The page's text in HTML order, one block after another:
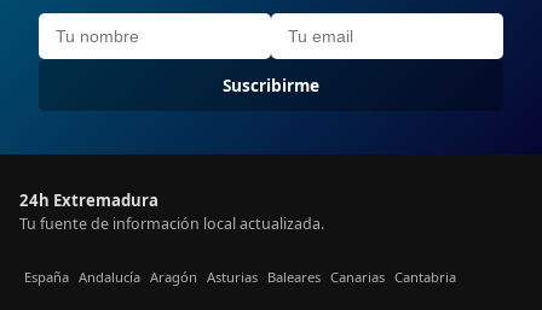
Suscribirme
24h Extremadura
Tu fuente de información local actualizada.
España Andalucía Aragón Asturias Baleares Canarias Cantabria